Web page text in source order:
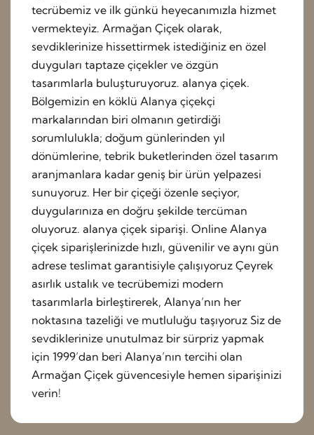
tecrübemiz ve ilk günkü heyecanımızla hizmet
vermekteyiz. Armağan Çiçek olarak,
sevdiklerinize hissettirmek istediğiniz en özel
duyguları taptaze çiçekler ve özgün
tasarımlarla buluşturuyoruz. alanya çiçek.
Bölgemizin en köklü Alanya çiçekçi
markalarından biri olmanın getirdiği
sorumlulukla; doğum günlerinden yıl
dönümlerine, tebrik buketlerinden özel tasarım
aranjmanlara kadar geniş bir ürün yelpazesi
sunuyoruz. Her bir çiçeği özenle seçiyor,
duygularınıza en doğru şekilde tercüman
oluyoruz. alanya çiçek siparişi. Online Alanya
çiçek siparişlerinizde hızlı, güvenilir ve aynı gün
adrese teslimat garantisiyle çalışıyoruz Çeyrek
asırlık ustalık ve tecrübemizi modern
tasarımlarla birleştirerek, Alanya’nın her
noktasına tazeliği ve mutluluğu taşıyoruz Siz de
sevdiklerinize unutulmaz bir sürpriz yapmak
için 1999’dan beri Alanya’nın tercihi olan
Armağan Çiçek güvencesiyle hemen siparişinizi
verin!